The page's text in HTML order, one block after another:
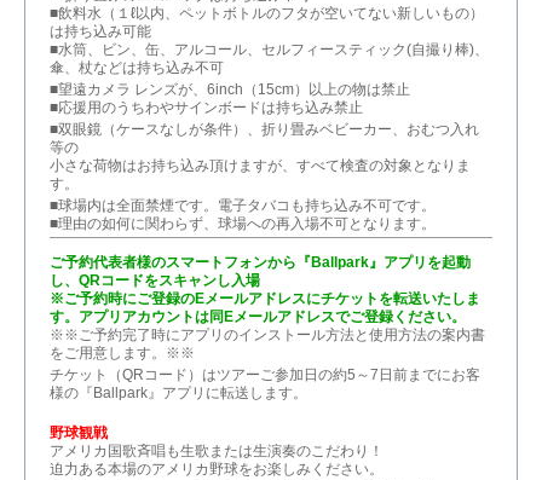
■飲料水（１ℓ以内、ペットボトルのフタが空いてない新しいもの）
は持ち込み可能
■水筒、ビン、缶、アルコール、セルフィースティック(自撮り棒)、
傘、杖などは持ち込み不可
■望遠カメラ レンズが、6inch（15cm）以上の物は禁止
■応援用のうちわやサインボードは持ち込み禁止
■双眼鏡（ケースなしが条件）、折り畳みベビーカー、おむつ入れ
等の
小さな荷物はお持ち込み頂けますが、すべて検査の対象となりま
す。
■球場内は全面禁煙です。電子タバコも持ち込み不可です。
■理由の如何に関わらず、球場への再入場不可となります。
ご予約代表者様のスマートフォンから『Ballpark』アプリを起動
し、QRコードをスキャンし入場
※ご予約時にご登録のEメールアドレスにチケットを転送いたしま
す。アプリアカウントは同Eメールアドレスでご登録ください。
※※ご予約完了時にアプリのインストール方法と使用方法の案内書
をご用意します。※※
チケット（QRコード）はツアーご参加日の約5～7日前までにお客
様の『Ballpark』アプリに転送します。
野球観戦
アメリカ国歌斉唱も生歌または生演奏のこだわり！
迫力ある本場のアメリカ野球をお楽しみください。